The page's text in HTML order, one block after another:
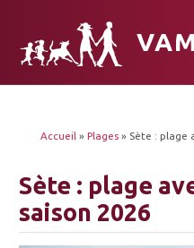
Accueil » Plages » Sète : plage
Sète : plage
saison 2026